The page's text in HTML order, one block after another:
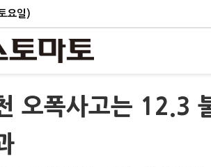
요일)
오폭사고는 12.3